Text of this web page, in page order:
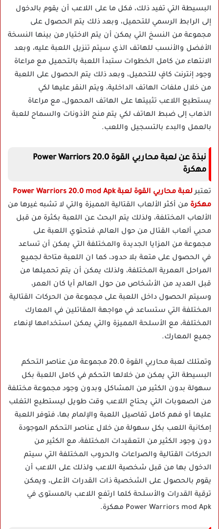
البسيطة التي تفيد ذلك، فكل ما على اللاعب أن يقوم بالدخول
إلى الرابط الرسمي للتحميل، وبعد ذلك يتم الحصول على
مجموعة من النسخ التي يمكن أن يتم الاختيار من بينها النسخة
الأفضل والأنسب للهاتف الذي سيتم تنزيل اللعبة عليه، وبعد
الانتهاء من كامل الخطوات ستبدأ اللعبة بالتحميل مع مراعاة
وجود إنترنت كافٍ للتحميل، وبعد ذلك يتم الحصول على اللعبة
من خلال ملفات الهاتف الداخلية، ويتم النقر عليها لكي
يستطيع اللاعب تثبيتها على الهاتف المحمول، مع مراعاة
الذهاب إلى ضبط الهاتف لكي يتم منح الأذونات والسماح للعبة
بالعمل والبدء بالتسجيل واللعب.
نبذة عن لعبة محاربي القوة Power Warriors 20.0
مهكرة
تعتبر
لعبة محاربي القوة لعبة Power Warriors 20.0 mod Apk
مهكرة من أكثر الألعاب القتالية المميزة والتي لا تشبه غيرها من
الألعاب المختلفة، ولذلك يتم البحث عن اللعبة بكثرة من قبل
محبي ألعاب القتال من حول العالم، فتحتوي اللعبة على
مجموعة من المزايا الجديدة والمختلفة التي يمكن أن تساعد
في الحصول على متعة بلا حدود، كما ان اللعبة متاحة لجميع
المراحل العمرية المختلفة، ولذلك يمكن أن يتم تحميلها من
قبل العديد من الأشخاص من حول العالم أيا كان العمر،
وسيتم الحصول داخل اللعبة على مجموعة من الحركات القتالية
المختلفة التي ستساعد في مواجهة المقاتلين في المعارك
المختلفة، مع الأسلحة المميزة والتي يمكن استخدامها لإنهاء
جميع المعارك.
وتمتلك لعبة محاربي القوة 20.0 مجموعة من عناصر التحكم
البسيطة التي يمكن من خلالها التحكم في كامل اللعبة بكل
سهولة بدون الكثير من المشاكل وبدون وجود مجموعة مختلفة
من الصعوبات التي يحتاج اللاعب وقت طويل ليستطيع التغلب
عليها أو فهم كامل تفاصيل اللعبة والإلمام بها، فتوفر اللعبة
إمكانية اللعب بكل سهولة من خلال عناصر التحكم الموجودة
دون وجود الكثير من التعقيدات المختلفة، مع الكثير من
الحركات القتالية والصراعات والحروب المختلفة التي سيتم
الدخول بها من قبل شخصية اللاعب ولذلك على اللاعب أن
يقوم بالحصول على الشخصية ذات القدرات الأعلى، ويمكن
ترقية القدرات والأسلحة كلما ارتفع اللاعب بالمستوى في
Power Warriors mod Apk مهكرة.